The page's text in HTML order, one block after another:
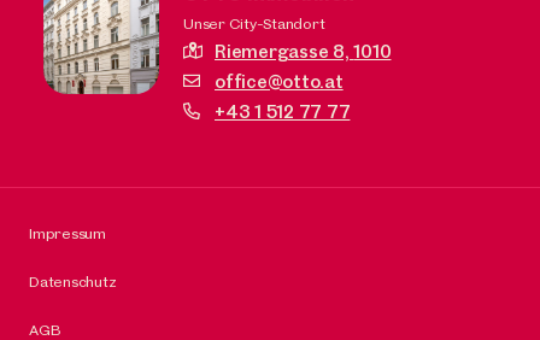
Unser City-Standort
Riemergasse 8,1010
office@otto.at
+43 1 512 77 77
Impressum
Datenschutz
AGB